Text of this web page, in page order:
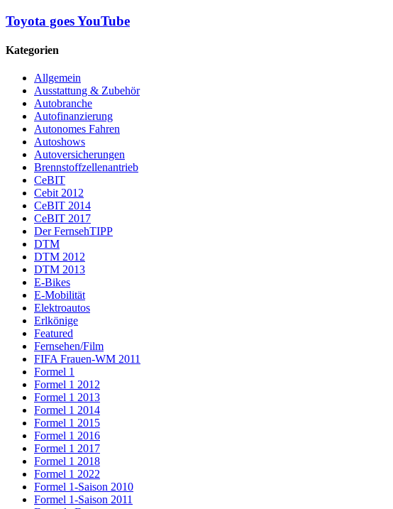
Toyota goes YouTube
Kategorien
Allgemein
Ausstattung & Zubehör
Autobranche
Autofinanzierung
Autonomes Fahren
Autoshows
Autoversicherungen
Brennstoffzellenantrieb
CeBIT
Cebit 2012
CeBIT 2014
CeBIT 2017
Der FernsehTIPP
DTM
DTM 2012
DTM 2013
E-Bikes
E-Mobilität
Elektroautos
Erlkönige
Featured
Fernsehen/Film
FIFA Frauen-WM 2011
Formel 1
Formel 1 2012
Formel 1 2013
Formel 1 2014
Formel 1 2015
Formel 1 2016
Formel 1 2017
Formel 1 2018
Formel 1 2022
Formel 1-Saison 2010
Formel 1-Saison 2011